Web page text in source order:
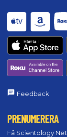
Feedback
PRENUMERERA
Få Scientology